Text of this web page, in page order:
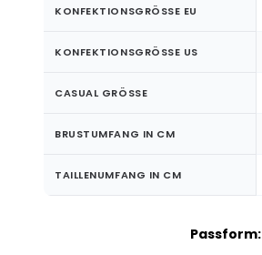
KONFEKTIONSGRÖSSE EU
KONFEKTIONSGRÖSSE US
CASUAL GRÖSSE
BRUSTUMFANG IN CM
TAILLENUMFANG IN CM
Passform: